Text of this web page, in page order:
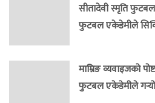
सीतादेवी स्मृति फुटबल
फुटबल एकेडेमीले
माम्रिङ व्यवाइजको
फुटबल एकेडेमीले गर्‍यो